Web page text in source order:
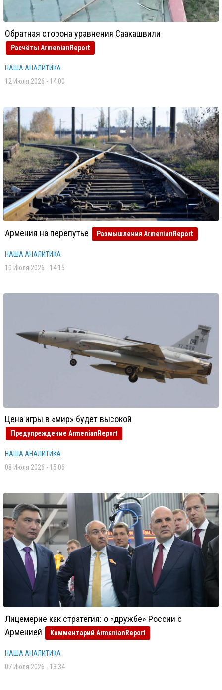
Обратная сторона уравнения Саакашвили
Расчёты ArmenianReport
НАША АНАЛИТИКА
12 Июля 2026 - 14:00
Армения на перепутье Размышления ArmenianReport
НАША АНАЛИТИКА
10 Июля 2026 - 14:15
Цена игры в «мир» будет высокой
Предупреждение ArmenianReport
НАША АНАЛИТИКА
08 Июля 2026 - 15:06
Лицемерие как стратегия: о «дружбе» России с
Арменией
Комментарий ArmenianReport
НАША АНАЛИТИКА
07 Июля 2026 - 13:34